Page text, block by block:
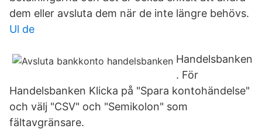
dem eller avsluta dem när de inte längre behövs.
Ul de
Handelsbanken
. För
Handelsbanken Klicka på "Spara kontohändelse"
och välj "CSV" och "Semikolon" som
fältavgränsare.